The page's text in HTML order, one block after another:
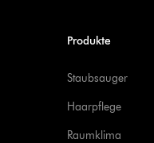
Produkte
Staubsauger
Haarpflege
Raumklima